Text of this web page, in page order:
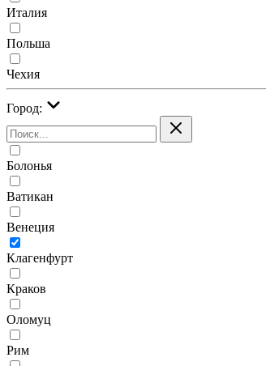
Италия
Польша
Чехия
Город:
Болонья
Ватикан
Венеция
Клагенфурт
Краков
Оломуц
Рим